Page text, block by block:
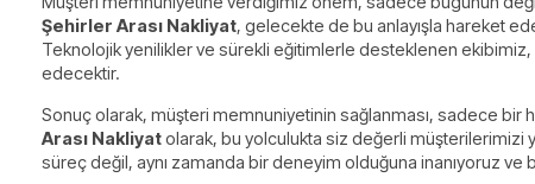
Şehirler Arası Nakliyat, gelecekte de bu anlayışla hareket
Teknolojik yenilikler ve sürekli eğitimlerle desteklenen
edecektir.
Sonuç olarak, müşteri memnuniyetinin sağlanması, sadece bir
Arası Nakliyatolarak, bu yolculukta siz değerli müşterilerimizi
süreç değil, aynı zamanda bir deneyim olduğuna inanıyoruz